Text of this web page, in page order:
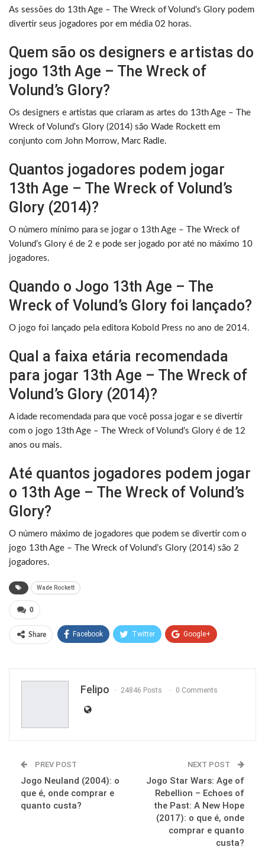
As sessões do 13th Age – The Wreck of Volund’s Glory podem
divertir seus jogadores por em média 02 horas.
Quem são os designers e artistas do
jogo 13th Age – The Wreck of
Volund’s Glory?
Os designers e artistas que criaram as artes do 13th Age – The
Wreck of Volund’s Glory (2014) são Wade Rockett em
conjunto com John Morrow, Marc Radle.
Quantos jogadores podem jogar
13th Age – The Wreck of Volund’s
Glory (2014)?
O número mínimo para se jogar o 13th Age – The Wreck of
Volund’s Glory é de 2 e pode ser jogado por até no máximo 10
jogadores.
Quando o Jogo 13th Age – The
Wreck of Volund’s Glory foi lançado?
O jogo foi lançado pela editora Kobold Press no ano de 2014.
Qual a faixa etária recomendada
para jogar 13th Age – The Wreck of
Volund’s Glory (2014)?
A idade recomendada para que você possa jogar e se divertir
com o jogo 13th Age – The Wreck of Volund’s Glory é de 12
anos ou mais.
Até quantos jogadores podem jogar
o 13th Age – The Wreck of Volund’s
Glory?
O número máximo de jogadores que podem se divertir com o
jogo 13th Age – The Wreck of Volund’s Glory (2014) são 2
jogadores.
Wade Rockett
0
Share Facebook Twitter Google+
Felipo 24846 Posts 0 Comments
PREV POST
Jogo Neuland (2004): o
que é, onde comprar e
quanto custa?
NEXT POST
Jogo Star Wars: Age of
Rebellion – Echoes of
the Past: A New Hope
(2017): o que é, onde
comprar e quanto
custa?